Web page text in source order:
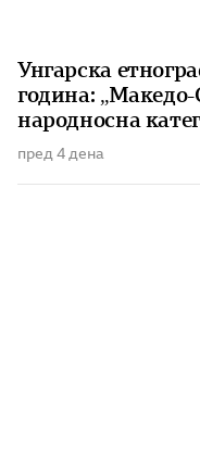
Унгарска
година: „Македо-
народносна
пред 4 дена